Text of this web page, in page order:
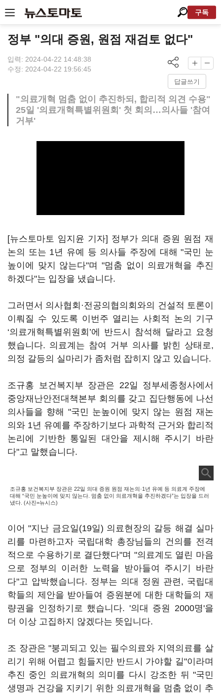
구독
정부 "의대 증원, 원점 재검토 없다"
입력: 2024-04-22 14:48:38
수정: 2024-04-22 19:56:45
답글쓰기
"의료개혁 멈춤 없이 추진하되, 합리적 의견 수용"
25일 '의료개혁특별위원회' 첫 회의…의사들 '참여
거부'
[뉴스토마토 임지윤 기자] 정부가 의대 증원 원점 재
논의 또는 1년 유예 등 의사들 주장에 대해 "국민 눈
높이에 맞지 않는다"며 "멈춤 없이 의료개혁을 추진
하겠다"는 입장을 냈습니다.
그러면서 의사협회·전공의협의회와의 건설적 토론이
이뤄질 수 있도록 이번주 열리는 사회적 논의 기구
‘의료개혁특별위원회’에 반드시 참석해 달라고 요청
했습니다. 의료계는 참여 거부 의사를 밝힌 상태로,
의정 갈등의 실마리가 좀처럼 잡히지 않고 있습니다.
조규홍 보건복지부 장관은 22일 정부세종청사에서
중앙재난안전대책본부 회의를 갖고 집단행동에 나선
의사들을 향해 "국민 눈높이에 맞지 않는 원점 재논
의와 1년 유예를 주장하기보다 과학적 근거와 합리적
논리에 기반한 통일된 대안을 제시해 주시기 바란
다"고 말했습니다.
조규홍 보건복지부 장관은 22일 의대 증원 원점 재논의·1년 유예 등 의료계 주장에
대해 “국민 눈높이에 맞지 않는다. 멈춤 없이 의료개혁을 추진하겠다”는 입장을 드러
냈다. (사진=뉴시스)
이어 "지난 금요일(19일) 의료현장의 갈등 해결 실마
리를 마련하고자 국립대학 총장님들의 건의를 전격
적으로 수용하기로 결단했다"며 "의료계도 열린 마음
으로 정부의 이러한 노력을 받아들여 주시기 바란
다"고 압박했습니다. 정부는 의대 정원 관련, 국립대
학들의 제안을 받아들여 증원분에 대한 대학들의 재
량권을 인정하기로 했습니다. '의대 증원 2000명'을
더 이상 고집하지 않겠다는 뜻입니다.
조 장관은 "붕괴되고 있는 필수의료와 지역의료를 살
리기 위해 어렵고 힘들지만 반드시 가야할 길"이라며
추진 중인 의료개혁의 의미를 다시 강조한 뒤 "국민
생명과 건강을 지키기 위한 의료개혁을 멈춤 없이 추